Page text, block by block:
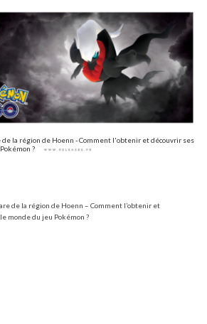
de la région de Hoenn - Comment l'obtenir et découvrir ses
?
de la région de Hoenn – Comment l’obtenir et
monde du jeu Pokémon ?